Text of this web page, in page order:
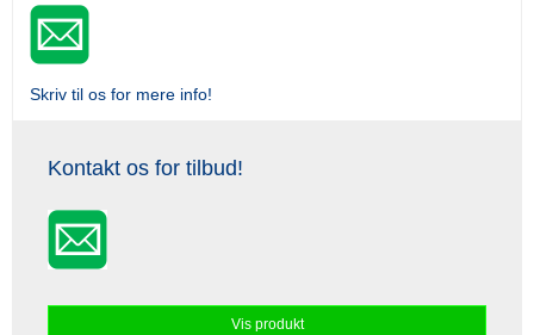
Skriv til os for mere info!
Kontakt os for tilbud!
Vis produkt